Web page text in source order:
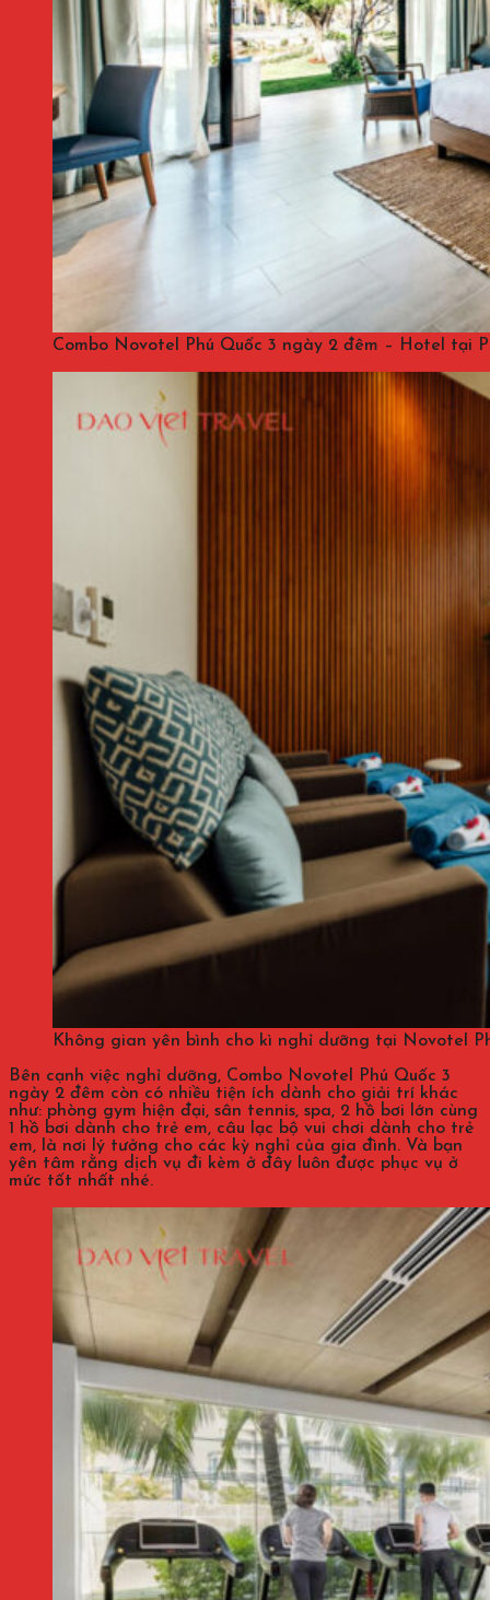
Combo Novotel Phú Quốc 3 ngày 2 đêm – Hotel tại
Không gian yên bình cho kì nghỉ dưỡng tại Novotel
Bên cạnh việc nghỉ dưỡng, Combo Novotel Phú Quốc 3
ngày 2 đêm còn có nhiều tiện ích dành cho giải trí khác
như: phòng gym hiện đại, sân tennis, spa, 2 hồ bơi lớn cùng
1 hồ bơi dành cho trẻ em, câu lạc bộ vui chơi dành cho trẻ
em, là nơi lý tưởng cho các kỳ nghỉ của gia đình. Và bạn
yên tâm rằng dịch vụ đi kèm ở đây luôn được phục vụ ở
mức tốt nhất nhé.